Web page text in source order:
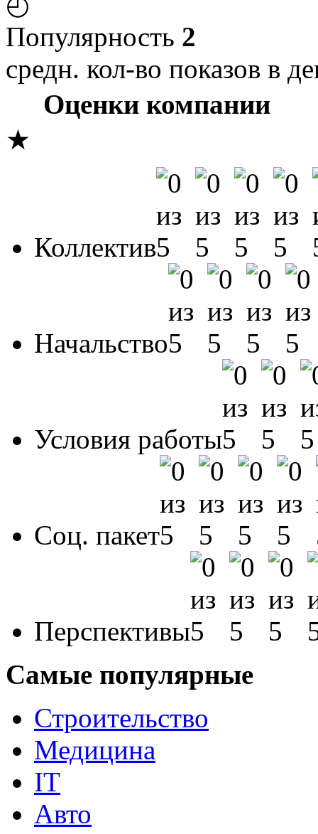
Популярность 2
средн. кол-во показов в
Оценки компании
★
Коллектив
Начальство
Условия работы
Соц. пакет
Перспективы
Самые популярные
Строительство
Медицина
IT
Авто